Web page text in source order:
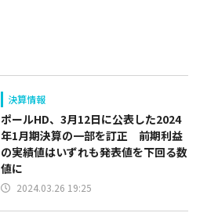
決算情報
ポールHD、3月12日に公表した2024
年1月期決算の一部を訂正 前期利益
の実績値はいずれも発表値を下回る数
値に
2024.03.26 19:25